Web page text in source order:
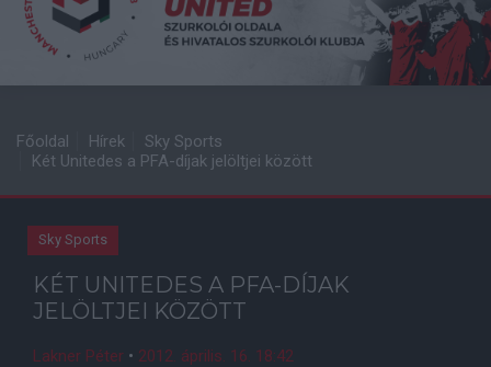
Főoldal Hírek
Sky Sports
Két Unitedes a PFA-díjak jelöltjei között
Sky Sports
KÉT UNITEDES A PFA-DÍJAK
JELÖLTJEI KÖZÖTT
Lakner Péter • 2012. április. 16. 18:42